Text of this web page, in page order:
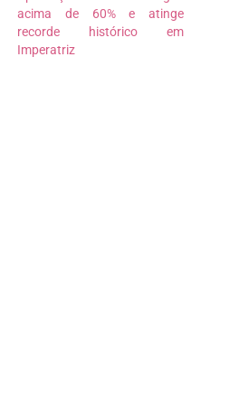
acima de 60% e atinge
recorde histórico em
Imperatriz